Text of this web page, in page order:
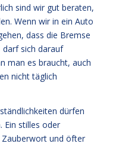
sind wir gut beraten,
Wenn wir in ein Auto
dass die Bremse
sich darauf
man es braucht, auch
nicht täglich
dürfen
Ein stilles oder
Zauberwort und öfter